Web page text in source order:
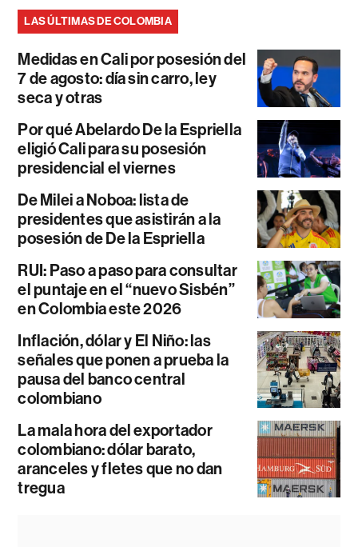
LAS ÚLTIMAS DE COLOMBIA
Medidas en Cali por posesión del
7 de agosto: día sin carro, ley
seca y otras
Por qué Abelardo De la Espriella
eligió Cali para su posesión
presidencial el viernes
De Milei a Noboa: lista de
presidentes que asistirán a la
posesión de De la Espriella
RUI: Paso a paso para consultar
el puntaje en el “nuevo Sisbén”
en Colombia este 2026
Inflación, dólar y El Niño: las
señales que ponen a prueba la
pausa del banco central
colombiano
La mala hora del exportador
colombiano: dólar barato,
aranceles y fletes que no dan
tregua